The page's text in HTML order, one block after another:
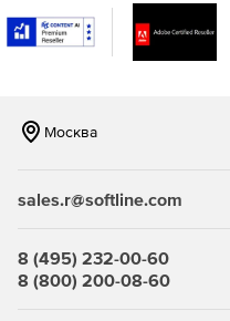
Единое хранилище –
защищенном месте
документов.
посылать запрос на
могут назначаться на
пользователей в
Москва
sales.r@softline.com
8 (495) 232-00-60
8 (800) 200-08-60